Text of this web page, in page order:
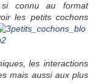
connu au format
les petits cochons
les interactions
mais aussi aux plus